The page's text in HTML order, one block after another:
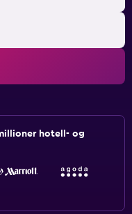
hotell- og